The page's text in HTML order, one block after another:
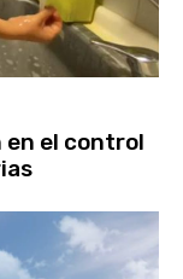
el control